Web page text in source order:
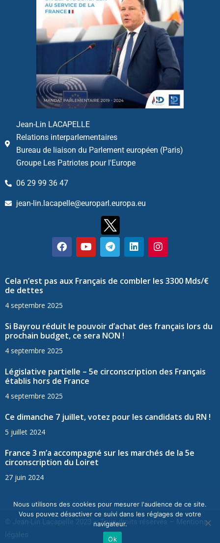
Jean-Lin LACAPELLE
Relations interparlementaires
Bureau de liaison du Parlement européen (Paris)
Groupe Les Patriotes pour l'Europe
06 29 99 36 47
jean-lin.lacapelle@europarl.europa.eu
Cela n’est pas aux Français de combler les 3300 Mds/€
de dettes
4 septembre 2025
Si Bayrou réduit le pouvoir d’achat des français lors du
prochain budget, ce sera NON !
4 septembre 2025
Législative partielle – 5e circonscription des Français
établis hors de France
4 septembre 2025
Ce dimanche 7 juillet, votez pour les candidats du RN !
5 juillet 2024
France 3 m’a accompagné sur les marchés de la 5e
circonscription du Loiret
27 juin 2024
© Jean-Lin Lacapelle 2023 – Tous droits réservés – Mentions
légales
Nous utilisons des cookies pour mesurer l'audience de ce site.
Vous pouvez désactiver ce suivi dans les réglages de votre
navigateur.
Ok